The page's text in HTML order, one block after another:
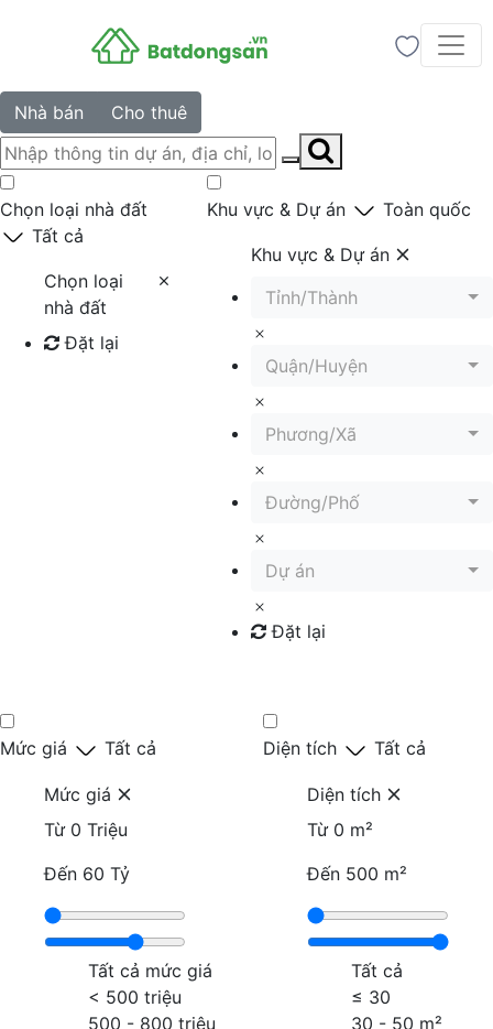
Nhà bán Cho thuê
Chọn loại nhà đất
Tất cả
Chọn loại
nhà đất
Đặt lại
Khu vực & Dự án Toàn quốc
Khu vực & Dự án
Tỉnh/Thành
Quận/Huyện
Phương/Xã
Đường/Phố
Dự án
Đặt lại
Mức giá Tất cả
Mức giá
Từ 0 Triệu
Đến 60 Tỷ
Tất cả mức giá
< 500 triệu
500 - 800 triệu
Diện tích Tất cả
Diện tích
Từ 0 m²
Đến 500 m²
Tất cả
≤ 30
30 - 50 m²